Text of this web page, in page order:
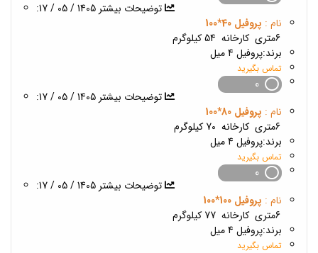
:توضیحات بیشتر
نام : پروفیل 40*100
6متری
کارخانه 54 کیلوگرم
برند:پروفیل 4 میل
تماس بگیرید
:توضیحات بیشتر
نام : پروفیل 80*100
6متری
کارخانه 70 کیلوگرم
برند:پروفیل 4 میل
تماس بگیرید
:توضیحات بیشتر
نام : پروفیل 100*100
6متری
کارخانه 77 کیلوگرم
برند:پروفیل 4 میل
تماس بگیرید